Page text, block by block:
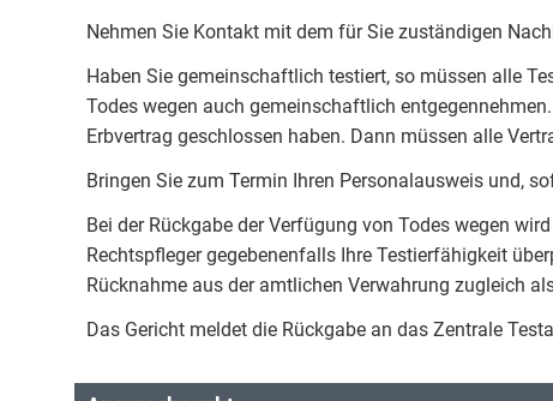
Nehmen Sie Kontakt mit dem für Sie zuständigen
Haben Sie gemeinschaftlich testiert, so müssen alle
Todes wegen auch gemeinschaftlich
Erbvertrag geschlossen haben. Dann müssen alle
Bringen Sie zum Termin Ihren Personalausweis und,
Bei der Rückgabe der Verfügung von Todes wegen
Rechtspfleger gegebenenfalls Ihre Testierfähigkeit
Rücknahme aus der amtlichen Verwahrung zugleich
Das Gericht meldet die Rückgabe an das Zentrale